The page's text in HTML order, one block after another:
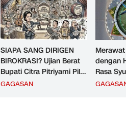
SIAPA SANG DIRIGEN
BIROKRASI? Ujian Berat
Bupati Citra Pitriyami Pilih
Komandan PNS
GAGASAN
dengan
Rasa